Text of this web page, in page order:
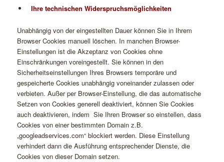
Ihre technischen Widerspruchsmöglichkeiten
Unabhängig von der eingestellten Dauer können Sie in Ihrem
Browser Cookies manuell löschen. In manchen Browser-
Einstellungen ist die Akzeptanz von Cookies ohne
Einschränkungen voreingestellt. Sie können in den
Sicherheitseinstellungen Ihres Browsers temporäre und
gespeicherte Cookies unabhängig voneinander zulassen oder
verbieten. Außer per Browser-Einstellung, die das automatische
Setzen von Cookies generell deaktiviert, können Sie Cookies
auch deaktivieren, indem Sie Ihren Browser so einstellen, dass
Cookies von einer bestimmten Domain z.B.
„googleadservices.com“ blockiert werden. Diese Einstellung
verhindert dann die Ausführung entsprechender Dienste, die
Cookies von dieser Domain setzen.